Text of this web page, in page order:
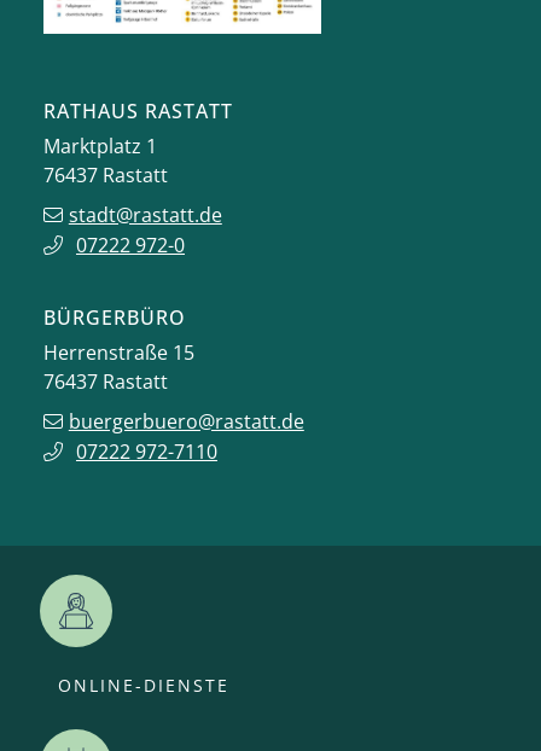
RATHAUS RASTATT
Marktplatz 1
76437 Rastatt
stadt@rastatt.de
07222 972-0
BÜRGERBÜRO
Herrenstraße 15
76437 Rastatt
buergerbuero@rastatt.de
07222 972-7110
ONLINE-DIENSTE